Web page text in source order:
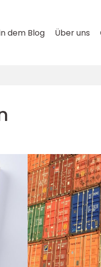
dem Blog Über uns